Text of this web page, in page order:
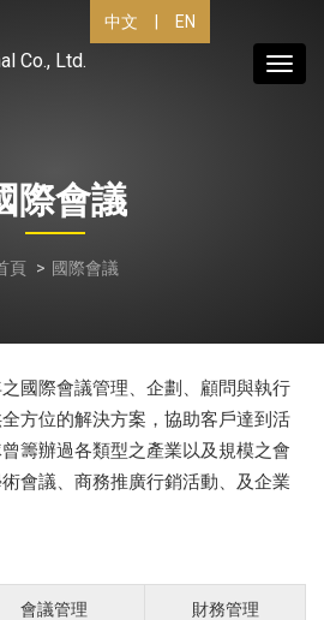
中文 EN
Co., Ltd.
際會議
頁 國際會議
國際會議管理、企劃、顧問與執行
方位的解決方案，協助客戶達到活
籌辦過各類型之產業以及規模之會
會議、商務推廣行銷活動、及企業
會議管理 財務管理